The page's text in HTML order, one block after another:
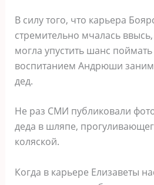
В силу того, что карьера
стремительно мчалась
могла упустить шанс поймать
воспитанием Андрюши
дед.
Не раз СМИ публиковали
деда в шляпе,
коляской.
Когда в карьере Елизаветы